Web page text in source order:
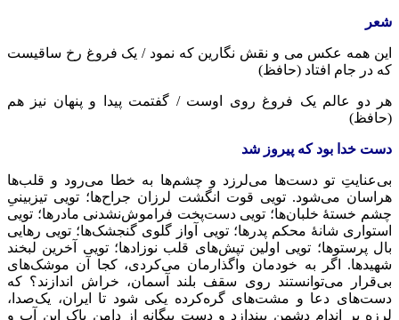
شعر
این همه عکس می و نقش نگارین که نمود / یک فروغ رخ ساقیست
که در جام افتاد (حافظ)
هر دو عالم یک فروغ روی اوست / گفتمت پیدا و پنهان نیز هم
(حافظ)
دست خدا بود که پیروز شد
بی‌عنایتِ تو دست‌ها می‌لرزد و چشم‌ها به خطا می‌رود و قلب‌ها
هراسان می‌شود. تویی قوت انگشت لرزان جراح‌ها؛ تویی تیزبینیِ
چشم خستۀ خلبان‌ها؛ تویی دست‌پخت فراموش‌نشدنی مادرها؛ تویی
استواری شانۀ محکم پدرها؛ تویی آواز گلوی گنجشک‌ها؛ تویی رهایی
بال پرستوها؛ تویی اولین تپش‌های قلب نوزادها؛ تویی آخرین لبخند
شهیدها. اگر به خودمان واگذارمان می‌کردی، کجا آن موشک‌های
بی‌قرار می‌توانستند روی سقف بلند آسمان، خراش اندازند؟ که
دست‌های دعا و مشت‌های گره‌کرده یکی شود تا ایران، یک‌صدا،
لرزه بر اندام دشمن بیندازد و دست بیگانه از دامن پاک این آب و